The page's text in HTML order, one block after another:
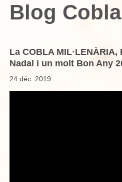
Blog
La COBLA
Nadal i un molt Bon Any
24 déc. 2019